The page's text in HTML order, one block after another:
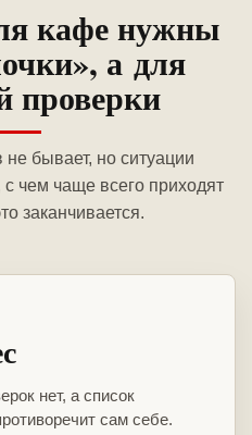
кафе нужны
а для
проверки
бывает, но ситуации
чем чаще всего приходят
заканчивается.
нет, а список
сам себе.